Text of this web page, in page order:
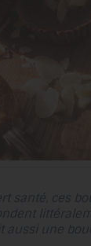
santé, ces
aussi une